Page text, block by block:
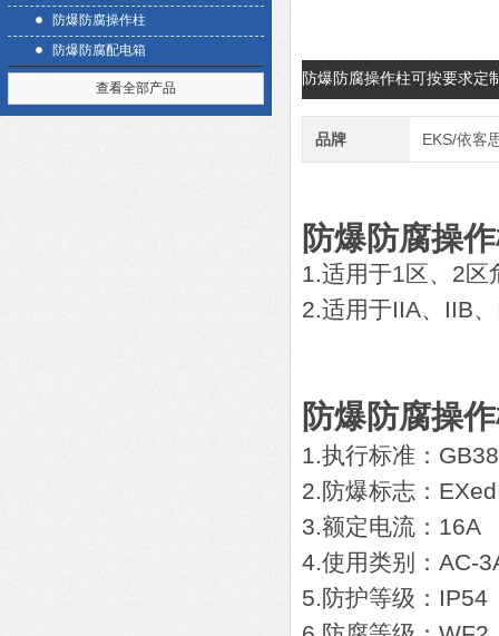
防爆防腐操作柱
防爆防腐配电箱
查看全部产品
防爆防腐操作柱可按要求定
品牌 EKS/依客
防爆防腐操
1.适用于1区、2
2.适用于IIA、IIB
防爆防腐操
1.执行标准：
2.防爆标志：
3.额定电流：16A
4.使用类别：AC-
5.防护等级：IP54